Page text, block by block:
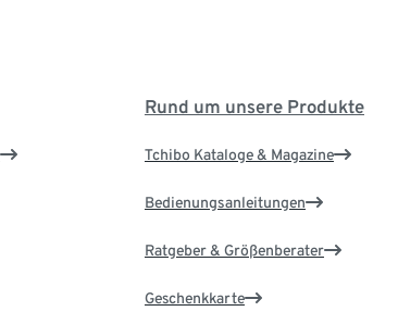
Rund um unsere Produkte
Tchibo Kataloge & Magazine
Bedienungsanleitungen
Ratgeber & Größenberater
Geschenkkarte